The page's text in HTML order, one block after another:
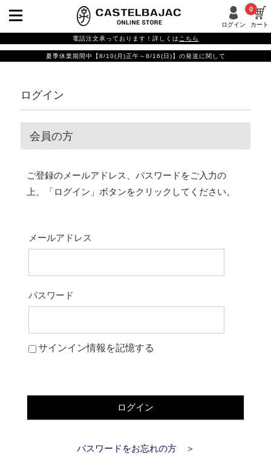
ログイン カート
0
電話注文承っております！詳しくは こちら
夏季休業期間中【8/10(月)正午～8/16(日)】の発送に関して
ログイン
会員の方
ご登録のメールアドレス、パスワードをご入力の
上、「ログイン」ボタンをクリックしてください。
メールアドレス
パスワード
サインイン情報を記憶する
ログイン
パスワードをお忘れの方 ＞